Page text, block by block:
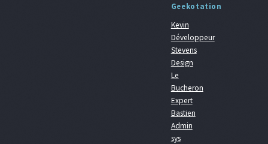
Geekotation
Kevin
Développeur
Stevens
Design
Le
Bucheron
Expert
Bastien
Admin
sys